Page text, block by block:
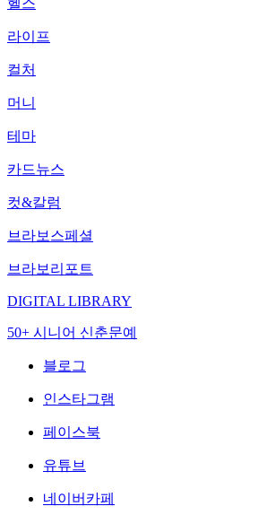
헬스
라이프
컬처
머니
테마
카드뉴스
컷&칼럼
브라보스페셜
브라보리포트
DIGITAL LIBRARY
50+ 시니어 신춘문예
블로그
인스타그램
페이스북
유튜브
네이버카페